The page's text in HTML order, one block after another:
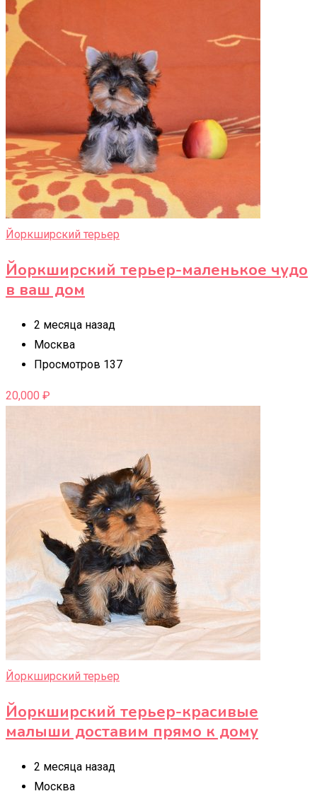
Йоркширский терьер
Йоркширский терьер-маленькое чудо
в ваш дом
2 месяца назад
Москва
Просмотров 137
20,000 ₽
Йоркширский терьер
Йоркширский терьер-красивые
малыши доставим прямо к дому
2 месяца назад
Москва